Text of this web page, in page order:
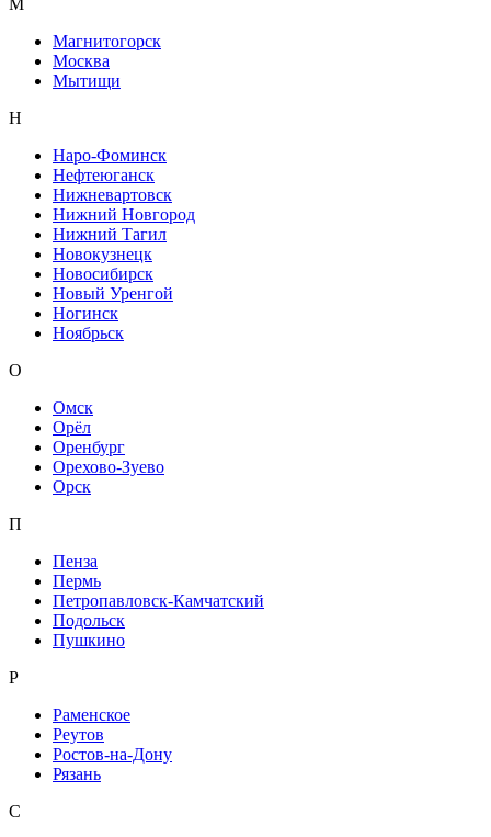
Магнитогорск
Москва
Мытищи
Н
Наро-Фоминск
Нефтеюганск
Нижневартовск
Нижний Новгород
Нижний Тагил
Новокузнецк
Новосибирск
Новый Уренгой
Ногинск
Ноябрьск
О
Омск
Орёл
Оренбург
Орехово-Зуево
Орск
П
Пенза
Пермь
Петропавловск-Камчатский
Подольск
Пушкино
Р
Раменское
Реутов
Ростов-на-Дону
Рязань
С